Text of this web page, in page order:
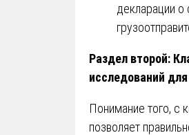
декларации о
Раздел второй:
исследований
Понимание того, с
позволяет